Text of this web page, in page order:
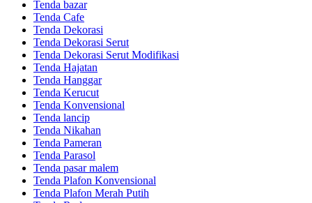
Tenda bazar
Tenda Cafe
Tenda Dekorasi
Tenda Dekorasi Serut
Tenda Dekorasi Serut Modifikasi
Tenda Hajatan
Tenda Hanggar
Tenda Kerucut
Tenda Konvensional
Tenda lancip
Tenda Nikahan
Tenda Pameran
Tenda Parasol
Tenda pasar malem
Tenda Plafon Konvensional
Tenda Plafon Merah Putih